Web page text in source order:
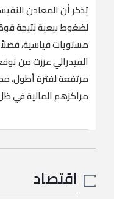
يُذكر أن المعادن
لضغوط بيعية نتيجة
مستويات قياسية،
الفيدرالي عززت من
مرتفعة لفترة أطول،
مراكزهم المالية في
اقتصاد